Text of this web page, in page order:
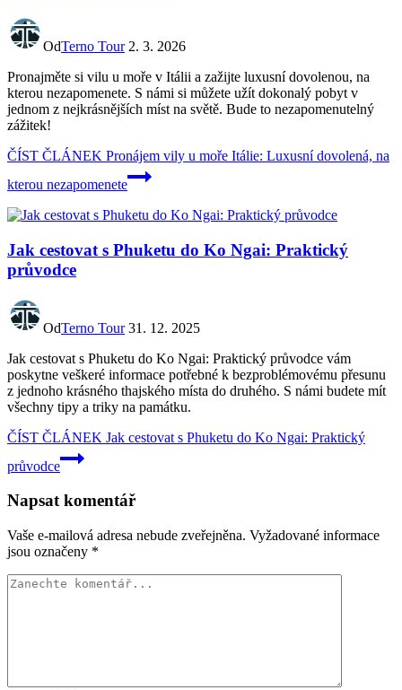
OdTerno Tour 2. 3. 2026
Pronajměte si vilu u moře v Itálii a zažijte luxusní dovolenou, na
kterou nezapomenete. S námi si můžete užít dokonalý pobyt v
jednom z nejkrásnějších míst na světě. Bude to nezapomenutelný
zážitek!
ČÍST ČLÁNEK Pronájem vily u moře Itálie: Luxusní dovolená, na
kterou nezapomenete
Jak cestovat s Phuketu do Ko Ngai: Praktický
průvodce
OdTerno Tour 31. 12. 2025
Jak cestovat s Phuketu do Ko Ngai: Praktický průvodce vám
poskytne veškeré informace potřebné k bezproblémovému přesunu
z jednoho krásného thajského místa do druhého. S námi budete mít
všechny tipy a triky na památku.
ČÍST ČLÁNEK Jak cestovat s Phuketu do Ko Ngai: Praktický
průvodce
Napsat komentář
Vaše e-mailová adresa nebude zveřejněna. Vyžadované informace
jsou označeny *